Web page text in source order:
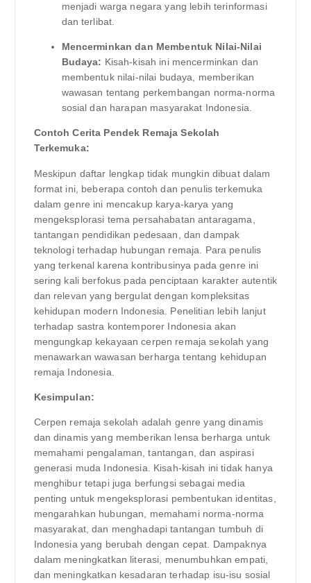
menjadi warga negara yang lebih terinformasi
dan terlibat.
Mencerminkan dan Membentuk Nilai-Nilai
Budaya: Kisah-kisah ini mencerminkan dan
membentuk nilai-nilai budaya, memberikan
wawasan tentang perkembangan norma-norma
sosial dan harapan masyarakat Indonesia.
Contoh Cerita Pendek Remaja Sekolah
Terkemuka:
Meskipun daftar lengkap tidak mungkin dibuat dalam
format ini, beberapa contoh dan penulis terkemuka
dalam genre ini mencakup karya-karya yang
mengeksplorasi tema persahabatan antaragama,
tantangan pendidikan pedesaan, dan dampak
teknologi terhadap hubungan remaja. Para penulis
yang terkenal karena kontribusinya pada genre ini
sering kali berfokus pada penciptaan karakter autentik
dan relevan yang bergulat dengan kompleksitas
kehidupan modern Indonesia. Penelitian lebih lanjut
terhadap sastra kontemporer Indonesia akan
mengungkap kekayaan cerpen remaja sekolah yang
menawarkan wawasan berharga tentang kehidupan
remaja Indonesia.
Kesimpulan:
Cerpen remaja sekolah adalah genre yang dinamis
dan dinamis yang memberikan lensa berharga untuk
memahami pengalaman, tantangan, dan aspirasi
generasi muda Indonesia. Kisah-kisah ini tidak hanya
menghibur tetapi juga berfungsi sebagai media
penting untuk mengeksplorasi pembentukan identitas,
mengarahkan hubungan, memahami norma-norma
masyarakat, dan menghadapi tantangan tumbuh di
Indonesia yang berubah dengan cepat. Dampaknya
dalam meningkatkan literasi, menumbuhkan empati,
dan meningkatkan kesadaran terhadap isu-isu sosial